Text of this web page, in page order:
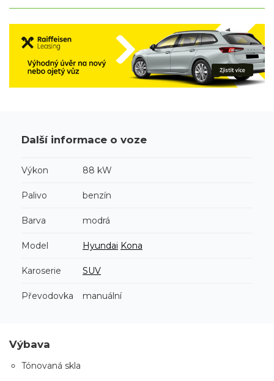
Další informace o voze
Výkon 88 kW
Palivo benzín
Barva modrá
Model Hyundai Kona
Karoserie SUV
Převodovka manuální
Výbava
Tónovaná skla